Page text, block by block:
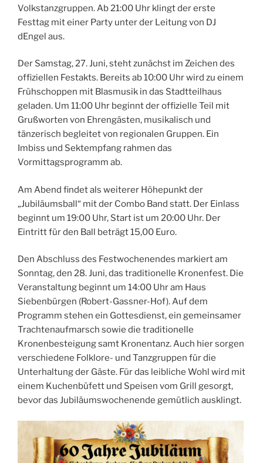
Volkstanzgruppen. Ab 21:00 Uhr klingt der erste
Festtag mit einer Party unter der Leitung von DJ
dEngel aus.
Der Samstag, 27. Juni, steht zunächst im Zeichen des
offiziellen Festakts. Bereits ab 10:00 Uhr wird zu einem
Frühschoppen mit Blasmusik in das Stadtteilhaus
geladen. Um 11:00 Uhr beginnt der offizielle Teil mit
Grußworten von Ehrengästen, musikalisch und
tänzerisch begleitet von regionalen Gruppen. Ein
Imbiss und Sektempfang rahmen das
Vormittagsprogramm ab.
Am Abend findet als weiterer Höhepunkt der
„Jubiläumsball“ mit der Combo Band statt. Der Einlass
beginnt um 19:00 Uhr, Start ist um 20:00 Uhr. Der
Eintritt für den Ball beträgt 15,00 Euro.
Den Abschluss des Festwochenendes markiert am
Sonntag, den 28. Juni, das traditionelle Kronenfest. Die
Veranstaltung beginnt um 14:00 Uhr am Haus
Siebenbürgen (Robert-Gassner-Hof). Auf dem
Programm stehen ein Gottesdienst, ein gemeinsamer
Trachtenaufmarsch sowie die traditionelle
Kronenbesteigung samt Kronentanz. Auch hier sorgen
verschiedene Folklore- und Tanzgruppen für die
Unterhaltung der Gäste. Für das leibliche Wohl wird mit
einem Kuchenbüfett und Speisen vom Grill gesorgt,
bevor das Jubiläumswochenende gemütlich ausklingt.